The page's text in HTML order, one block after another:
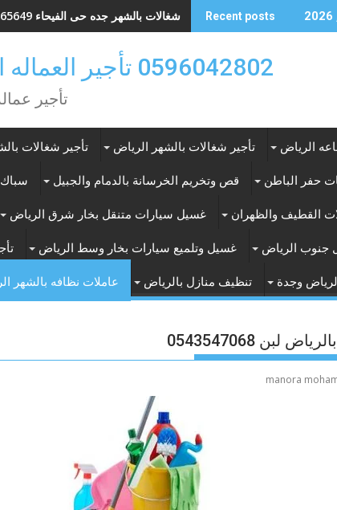
Recent posts شغالات بالشهر جده حى الفيحاء 0577265649
0596042802 تأجير العماله المنزليه بالساعه والشهر بالرياض
تأجير
الرياض تأجير شغالات بالشهر الرياض تأجير شغالات
حفر الباطن قص وتخريم الخرسانة بالدمام والجبيل سباك
القطيف والظهران غسيل سيارات متنقل بخار شرق الرياض
جنوب الرياض غسيل وتلميع سيارات بخار وسط الرياض
وجدة تنظيف منازل بالرياض عاملات نظافه بالشهر
0543547068
manora